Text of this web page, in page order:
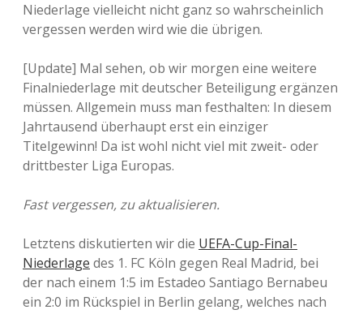
Niederlage vielleicht nicht ganz so wahrscheinlich
vergessen werden wird wie die übrigen.
[Update] Mal sehen, ob wir morgen eine weitere
Finalniederlage mit deutscher Beteiligung ergänzen
müssen. Allgemein muss man festhalten: In diesem
Jahrtausend überhaupt erst ein einziger
Titelgewinn! Da ist wohl nicht viel mit zweit- oder
drittbester Liga Europas.
Fast vergessen, zu aktualisieren.
Letztens diskutierten wir die UEFA-Cup-Final-
Niederlage des 1. FC Köln gegen Real Madrid, bei
der nach einem 1:5 im Estadeo Santiago Bernabeu
ein 2:0 im Rückspiel in Berlin gelang, welches nach